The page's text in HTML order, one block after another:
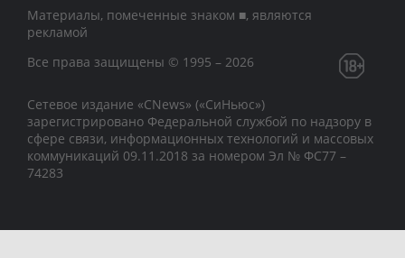
Материалы, помеченные знаком ■, являются
рекламой
Все права защищены © 1995 – 2026
Сетевое издание «CNews» («СиНьюс»)
зарегистрировано Федеральной службой по надзору в
сфере связи, информационных технологий и массовых
коммуникаций 09.11.2018 за номером Эл № ФС77 –
74283